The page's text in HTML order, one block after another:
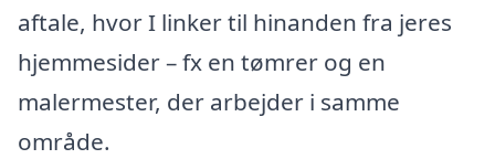
aftale, hvor I linker til hinanden fra jeres
hjemmesider – fx en tømrer og en
malermester, der arbejder i samme
område.